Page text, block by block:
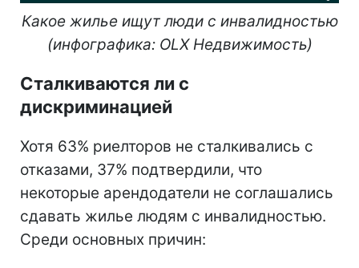
Какое жилье ищут люди с инвалидностью
(инфографика: OLX Недвижимость)
Сталкиваются ли с
дискриминацией
Хотя 63% риелторов не сталкивались с
отказами, 37% подтвердили, что
некоторые арендодатели не соглашались
сдавать жилье людям с инвалидностью.
Среди основных причин: